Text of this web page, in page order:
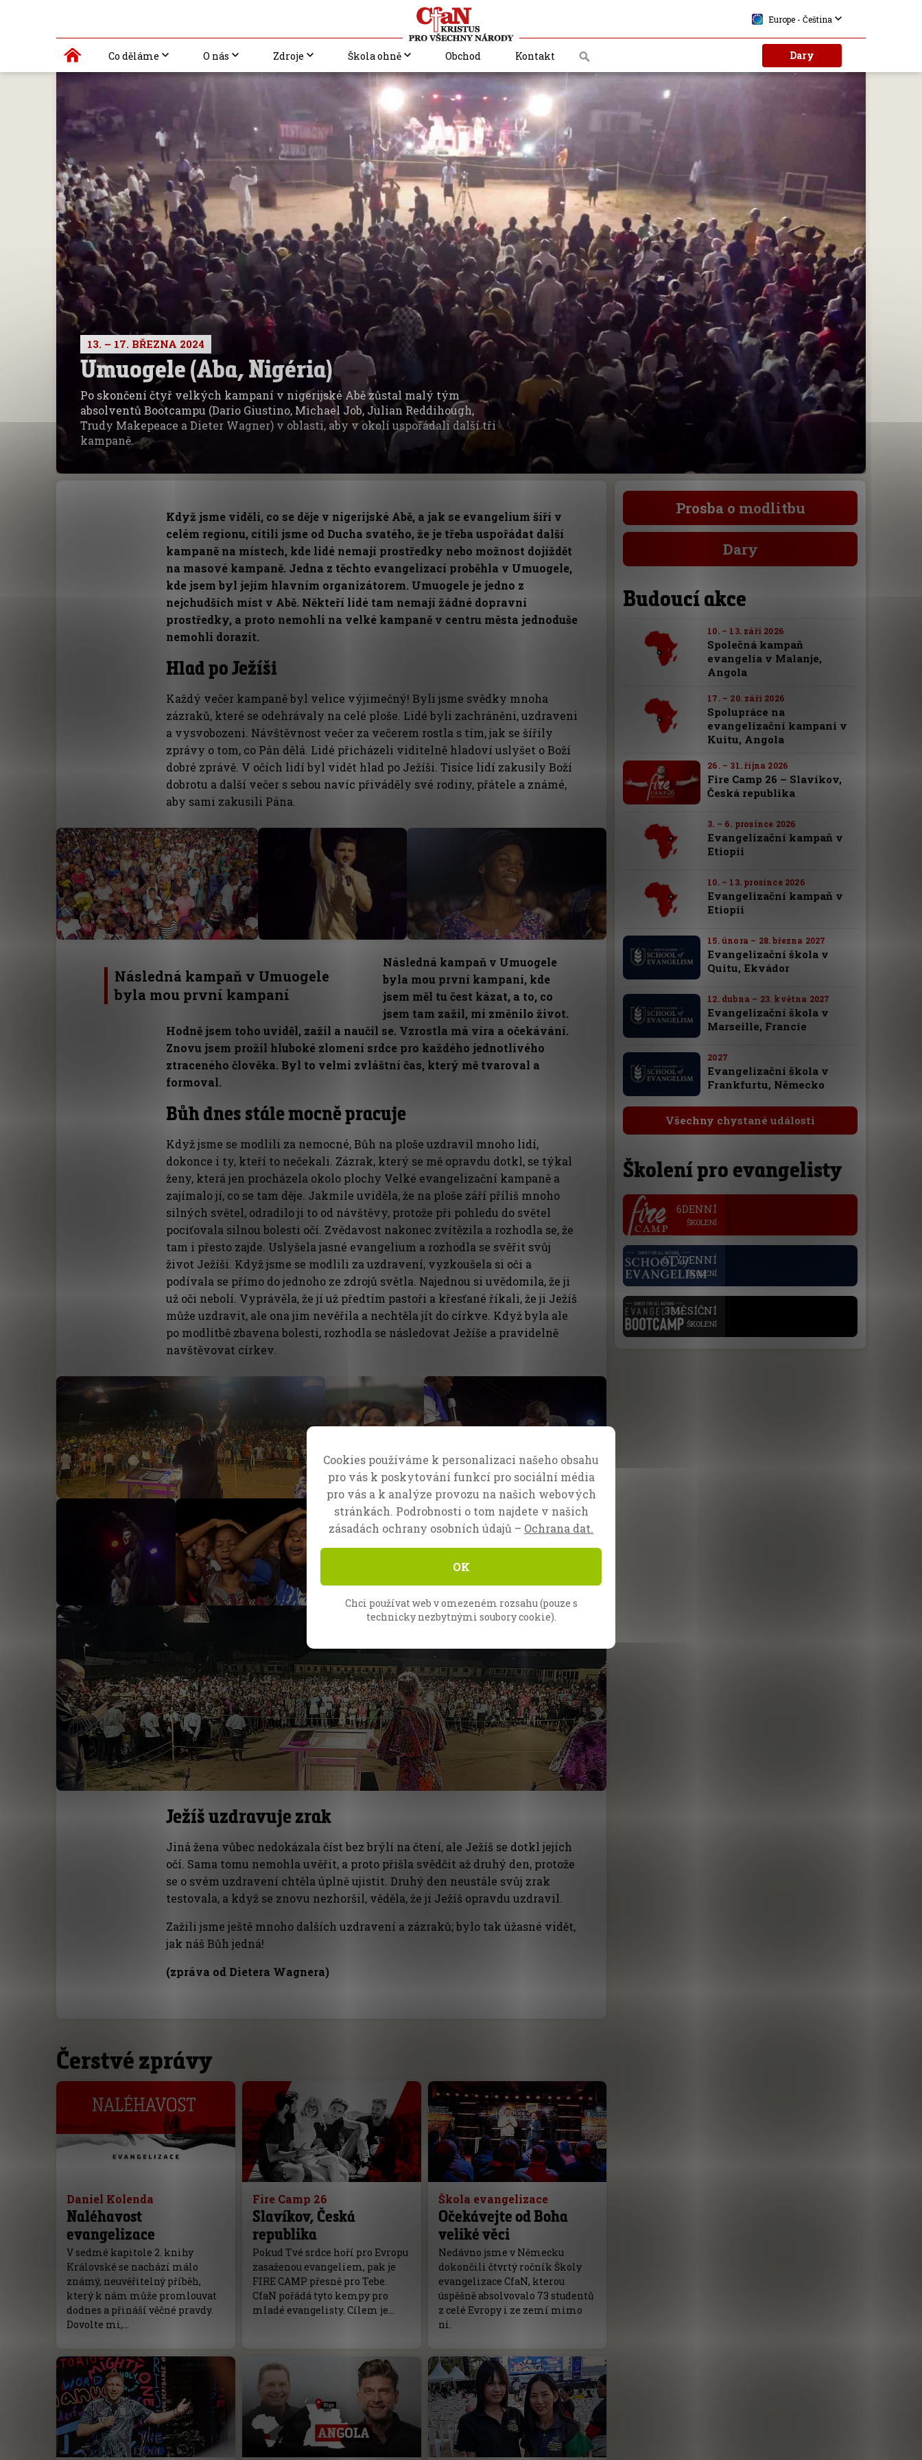
Co děláme O nás Zdroje Škola ohně Obchod Kontakt Dary
Europe - Čeština
13. – 17. BŘEZNA 2024
Umuogele (Aba, Nigéria)
Po skončení čtyř velkých kampaní v nigerijské Abě zůstal malý tým
absolventů Bootcampu (Dario Giustino, Michael Job, Julian Reddihough,
Trudy Makepeace a Dieter Wagner) v oblasti, aby v okolí uspořádali další tři
kampaně.
Když jsme viděli, co se děje v nigerijské Abě, a jak se evangelium šíří v
celém regionu, cítili jsme od Ducha svatého, že je třeba uspořádat další
kampaně na místech, kde lidé nemají prostředky nebo možnost dojíždět
na masové kampaně. Jedna z těchto evangelizací proběhla v Umuogele,
kde jsem byl jejím hlavním organizátorem. Umuogele je jedno z
nejchudších míst v Abě. Někteří lidé tam nemají žádné dopravní
prostředky, a proto nemohli na velké kampaně v centru města jednoduše
nemohli dorazit.
Hlad po Ježíši
Každý večer kampaně byl velice výjimečný! Byli jsme svědky mnoha
zázraků, které se odehrávaly na celé ploše. Lidé byli zachráněni, uzdraveni
a vysvobozeni. Návštěvnost večer za večerem rostla s tím, jak se šířily
zprávy o tom, co Pán dělá. Lidé přicházeli viditelně hladoví uslyšet o Boží
dobré zprávě. V očích lidí byl vidět hlad po Ježíši. Tisíce lidí zakusily Boží
dobrotu a další večer s sebou navíc přiváděly své rodiny, přátele a známé,
aby sami zakusili Pána.
Následná kampaň v Umuogele
byla mou první kampaní
Následná kampaň v Umuogele
byla mou první kampaní, kde
jsem měl tu čest kázat, a to, co
jsem tam zažil, mi změnilo život.
Hodně jsem toho uviděl, zažil a naučil se. Vzrostla má víra a očekávání.
Znovu jsem prožil hluboké zlomení srdce pro každého jednotlivého
ztraceného člověka. Byl to velmi zvláštní čas, který mě tvaroval a
formoval.
Bůh dnes stále mocně pracuje
Když jsme se modlili za nemocné, Bůh na ploše uzdravil mnoho lidí,
dokonce i ty, kteří to nečekali. Zázrak, který se mě opravdu dotkl, se týkal
ženy, která jen procházela okolo plochy Velké evangelizační kampaně a
zajímalo jí, co se tam děje. Jakmile uviděla, že na ploše září příliš mnoho
silných světel, odradilo ji to od návštěvy, protože při pohledu do světel
pociťovala silnou bolesti očí. Zvědavost nakonec zvítězila a rozhodla se, že
tam i přesto zajde. Uslyšela jasné evangelium a rozhodla se svěřit svůj
život Ježíši. Když jsme se modlili za uzdravení, vyzkoušela si oči a
podívala se přímo do jednoho ze zdrojů světla. Najednou si uvědomila, že ji
už oči nebolí. Vyprávěla, že jí už předtím pastoři a křesťané říkali, že ji Ježíš
může uzdravit, ale ona jim nevěřila a nechtěla jít do církve. Když byla ale
po modlitbě zbavena bolesti, rozhodla se následovat Ježíše a pravidelně
navštěvovat církev.
Ježíš uzdravuje zrak
Jiná žena vůbec nedokázala číst bez brýlí na čtení, ale Ježíš se dotkl jejích
očí. Sama tomu nemohla uvěřit, a proto přišla svědčit až druhý den, protože
se o svém uzdravení chtěla úplně ujistit. Druhý den neustále svůj zrak
testovala, a když se znovu nezhoršil, věděla, že ji Ježíš opravdu uzdravil.
Zažili jsme ještě mnoho dalších uzdravení a zázraků; bylo tak úžasné vidět,
jak náš Bůh jedná!
(zpráva od Dietera Wagnera)
Čerstvé zprávy
Daniel Kolenda
Naléhavost
evangelizace
V sedmé kapitole 2. knihy
Královské se nachází málo
známý, neuvěřitelný příběh,
který k nám může promlouvat
dodnes a přináší věčné pravdy.
Dovolte mi,…
Fire Camp 26
Slavíkov, Česká
republika
Pokud Tvé srdce hoří pro Evropu
zasaženou evangeliem, pak je
FIRE CAMP přesně pro Tebe.
CfaN pořádá tyto kempy pro
mladé evangelisty. Cílem je…
Škola evangelizace
Očekávejte od Boha
veliké věci
Nedávno jsme v Německu
dokončili čtvrtý ročník Školy
evangelizace CfaN, kterou
úspěšně absolvovalo 73 studentů
z celé Evropy i ze zemí mimo
ni.
Prosba o modlitbu
Dary
Budoucí akce
10. – 13. září 2026
Společná kampaň
evangelia v Malanje,
Angola
17. – 20. září 2026
Spolupráce na
evangelizační kampani v
Kuitu, Angola
26. – 31. října 2026
Fire Camp 26 – Slavíkov,
Česká republika
3. – 6. prosince 2026
Evangelizační kampaň v
Etiopii
10. – 13. prosince 2026
Evangelizační kampaň v
Etiopii
15. února – 28. března 2027
Evangelizační škola v
Quitu, Ekvádor
12. dubna – 23. května 2027
Evangelizační škola v
Marseille, Francie
2027
Evangelizační škola v
Frankfurtu, Německo
Všechny chystané události
Školení pro evangelisty
. 6DENNÍ
ŠKOLENÍ
. 6TÝDENNÍ
ŠKOLENÍ
. 3MĚSÍČNÍ
ŠKOLENÍ
Cookies používáme k personalizaci našeho obsahu
pro vás k poskytování funkcí pro sociální média
pro vás a k analýze provozu na našich webových
stránkách. Podrobnosti o tom najdete v našich
zásadách ochrany osobních údajů – Ochrana dat.
OK
Chci používat web v omezeném rozsahu (pouze s
technicky nezbytnými soubory cookie).